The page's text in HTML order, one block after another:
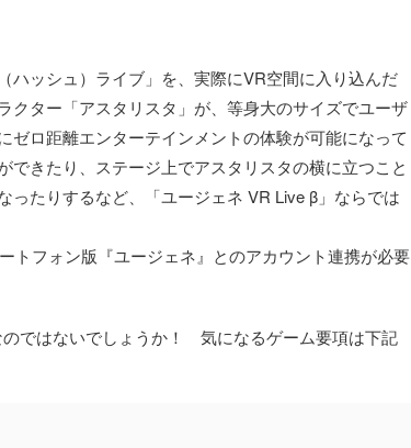
ハッシュ）ライブ」を、実際にVR空間に入り込んだ
クター「アスタリスタ」が、等身大のサイズでユーザ
ゼロ距離エンターテインメントの体験が可能になって
きたり、ステージ上でアスタリスタの横に立つこと
ったりするなど、「ユージェネ VR Live β」ならでは
トフォン版『ユージェネ』とのアカウント連携が必要
ではないでしょうか！ 気になるゲーム要項は下記